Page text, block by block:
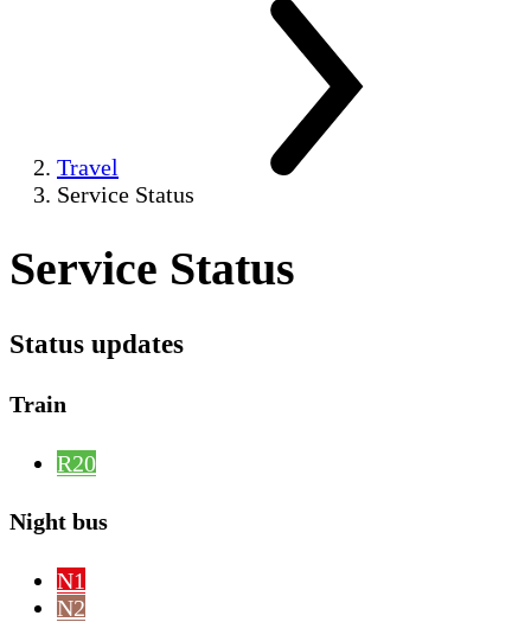
Travel
Service Status
Service Status
Status updates
Train
R20
Night bus
N1
N2